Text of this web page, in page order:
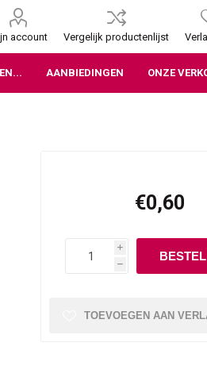
account Vergelijk productenlijst
AANBIEDINGEN ONZE
€0,60
i
h
TOEVOEGEN AAN